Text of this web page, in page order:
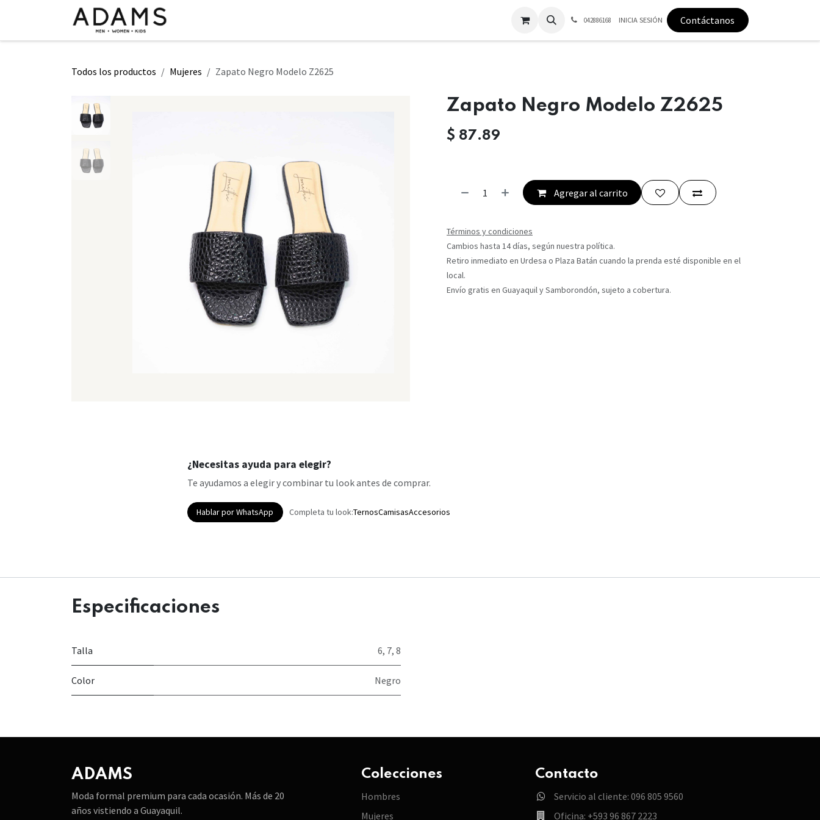
042886168 INICIA SESIÓN Contáctanos
Todos los productos Mujeres Zapato Negro Modelo Z2625
Zapato Negro Modelo Z2625
$ 87.89
Agregar al carrito
Términos y condiciones
Cambios hasta 14 días, según nuestra política.
Retiro inmediato en Urdesa o Plaza Batán cuando la prenda esté disponible en el
local.
Envío gratis en Guayaquil y Samborondón, sujeto a cobertura.
¿Necesitas ayuda para elegir?
Te ayudamos a elegir y combinar tu look antes de comprar.
Hablar por WhatsApp Completa tu look:TernosCamisasAccesorios
Especificaciones
Talla 6, 7, 8
Color Negro
ADAMS
Moda formal premium para cada ocasión. Más de 20
años vistiendo a Guayaquil.
Colecciones
Hombres
Mujeres
Contacto
Servicio al cliente: 096 805 9560
Oficina: +593 96 867 2223